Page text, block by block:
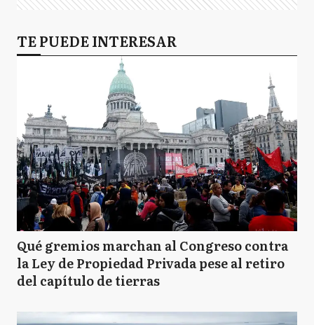
TE PUEDE INTERESAR
Qué gremios marchan al Congreso contra
la Ley de Propiedad Privada pese al retiro
del capítulo de tierras